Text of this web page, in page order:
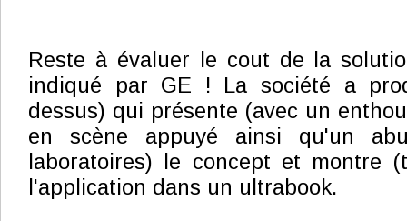
Reste à évaluer le cout de la
indiqué par GE ! La société a
dessus) qui présente (avec un
en scène appuyé ainsi qu'un
laboratoires) le concept et montre
l'application dans un ultrabook.